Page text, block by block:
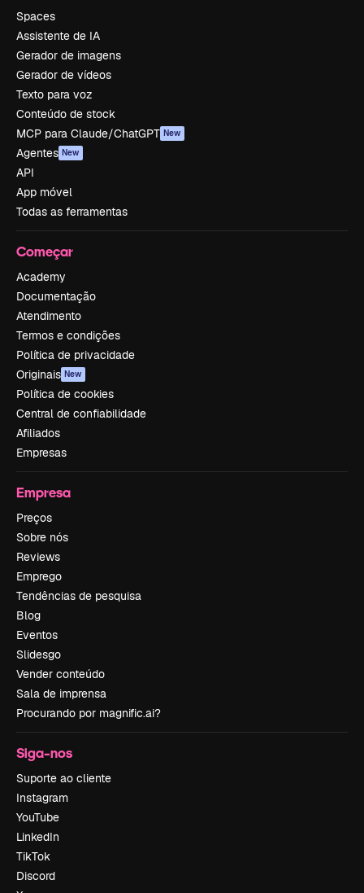
Spaces
Assistente de IA
Gerador de imagens
Gerador de vídeos
Texto para voz
Conteúdo de stock
MCP para Claude/ChatGPT New
Agentes New
API
App móvel
Todas as ferramentas
Começar
Academy
Documentação
Atendimento
Termos e condições
Política de privacidade
Originais New
Política de cookies
Central de confiabilidade
Afiliados
Empresas
Empresa
Preços
Sobre nós
Reviews
Emprego
Tendências de pesquisa
Blog
Eventos
Slidesgo
Vender conteúdo
Sala de imprensa
Procurando por magnific.ai?
Siga-nos
Suporte ao cliente
Instagram
YouTube
LinkedIn
TikTok
Discord